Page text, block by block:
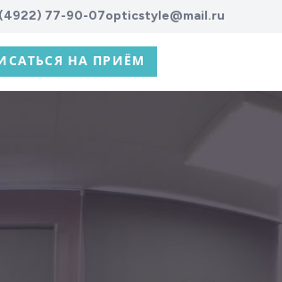
77-90-07opticstyle@mail.ru
НА ПРИЁМ